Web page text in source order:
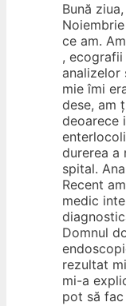
Bună
ce am.
,
analizelor
mie îmi
dese, am
deoarece
durerea a
spital.
Recent
medic
Domnul
rezultat
mi-a
pot să